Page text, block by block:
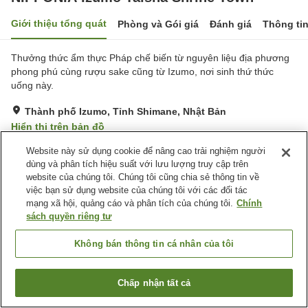
Giới thiệu tổng quát Phòng và Gói giá Đánh giá Thông
Thưởng thức ẩm thực Pháp chế biến từ nguyên liệu địa phương
phong phú cùng rượu sake cũng từ Izumo, nơi sinh thứ thức
uống này.
Thành phố Izumo, Tỉnh Shimane, Nhật Bản
Hiển thị trên bản đồ
Tuyệt vời Đánh giá:83lượt
Tiện nghi chỗ nghỉ
Yêu Cầu Bữa Ăn Riêng
(Dành Cho Người Ăn Chay)
Trang chủ Nhật Bản Tỉnh Shimane
Thành phố Izumo
NIPPONIA Izumo Taisha Shrine Town
Tìm phòng trống
Website này sử dụng cookie để nâng cao trải nghiệm người
dùng và phân tích hiệu suất với lưu lượng truy cập trên
website của chúng tôi. Chúng tôi cũng chia sẻ thông tin về
việc bạn sử dụng website của chúng tôi với các đối tác
mạng xã hội, quảng cáo và phân tích của chúng tôi. Chính
sách quyền riêng tư
Không bán thông tin cá nhân của tôi
Chấp nhận tất cả